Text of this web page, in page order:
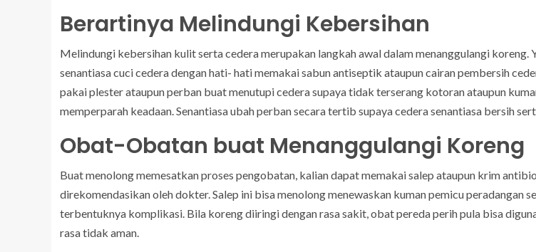
Berartinya Melindungi Kebersihan
Melindungi kebersihan kulit serta cedera merupakan langkah awal dalam menanggulangi koreng.
senantiasa cuci cedera dengan hati- hati memakai sabun antiseptik ataupun cairan pembersih
pakai plester ataupun perban buat menutupi cedera supaya tidak terserang kotoran ataupun
memperparah keadaan. Senantiasa ubah perban secara tertib supaya cedera senantiasa bersih
Obat-Obatan buat Menanggulangi Koreng
Buat menolong memesatkan proses pengobatan, kalian dapat memakai salep ataupun krim
direkomendasikan oleh dokter. Salep ini bisa menolong menewaskan kuman pemicu peradangan
terbentuknya komplikasi. Bila koreng diiringi dengan rasa sakit, obat pereda perih pula bisa
rasa tidak aman.